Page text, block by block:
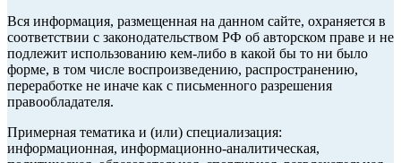
Вся информация, размещенная на данном сайте, охраняется в
соответствии с законодательством РФ об авторском праве и не
подлежит использованию кем-либо в какой бы то ни было
форме, в том числе воспроизведению, распространению,
переработке не иначе как с письменного разрешения
правообладателя.
Примерная тематика и (или) специализация:
информационная, информационно-аналитическая,